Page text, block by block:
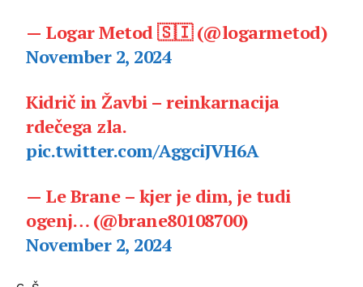
— Logar Metod 🇸🇮 (@logarmetod)
November 2, 2024
Kidrič in Žavbi – reinkarnacija
rdečega zla.
pic.twitter.com/AggciJVH6A
— Le Brane – kjer je dim, je tudi
ogenj… (@brane80108700)
November 2, 2024